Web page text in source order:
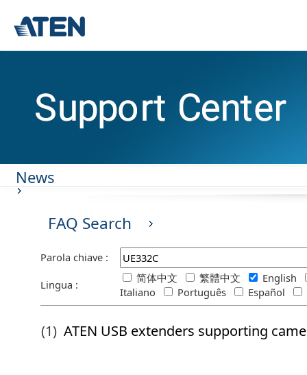
News
FAQ Search
Parola chiave :
Lingua :
简体中文 繁體中文
English
Italiano
Português Español